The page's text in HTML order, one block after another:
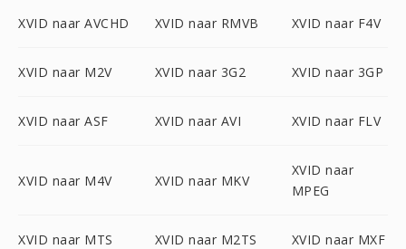
XVID naar AVCHD XVID naar RMVB XVID naar F4V
XVID naar M2V XVID naar 3G2 XVID naar 3GP
XVID naar ASF XVID naar AVI XVID naar FLV
XVID naar M4V XVID naar MKV
XVID naar
MPEG
XVID naar MTS XVID naar M2TS XVID naar MXF